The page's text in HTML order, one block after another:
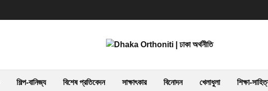
শিল্প-বানিজ্য বিশেষ প্রতিবেদন সাক্ষাৎকার বিনোদন খেলাধুলা শিক্ষা-